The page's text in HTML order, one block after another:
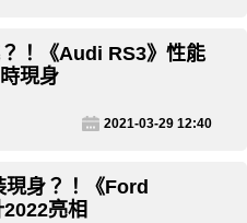
！《Audi RS3》性能
現身
2021-03-29 12:40
身？！《Ford
亮相